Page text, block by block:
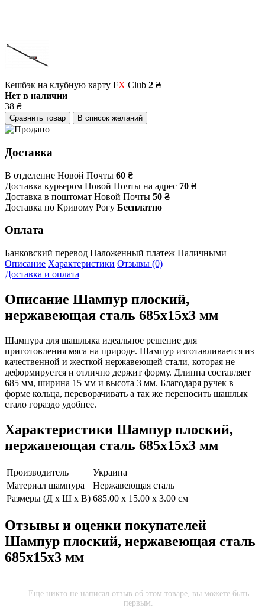
Кешбэк на клубную карту FX Club 2 ₴
Нет в наличии
38 ₴
Сравнить товар В список желаний
Доставка
В отделение Новой Почты 60 ₴
Доставка курьером Новой Почты на адрес 70 ₴
Доставка в поштомат Новой Почты 50 ₴
Доставка по Кривому Рогу Бесплатно
Оплата
Банковский перевод Наложенный платеж Наличными
Описание Характеристики Отзывы (0)
Доставка и оплата
Описание Шампур плоский,
нержавеющая сталь 685x15x3 мм
Шампура для шашлыка идеальное решение для
приготовления мяса на природе. Шампур изготавливается из
качественной и жесткой нержавеющей стали, которая не
деформируется и отлично держит форму. Длинна составляет
685 мм, ширина 15 мм и высота 3 мм. Благодаря ручек в
форме кольца, переворачивать а так же переносить шашлык
стало гораздо удобнее.
Характеристики Шампур плоский,
нержавеющая сталь 685x15x3 мм
Производитель
Украина
Материал шампура
Нержавеющая сталь
Размеры (Д х Ш х В) 685.00 x 15.00 x 3.00 см
Отзывы и оценки покупателей
Шампур плоский, нержавеющая сталь
685x15x3 мм
Еще никто не написал отзыв об этом товаре, вы можете быть
первым.